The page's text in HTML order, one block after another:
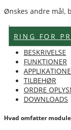
Ønskes andre mål,
Lagervare
RING FOR
BESKRIVELSE
FUNKTIONER
TILBEHØR
ORDRE
DOWNLOADS
Hvad omfatter